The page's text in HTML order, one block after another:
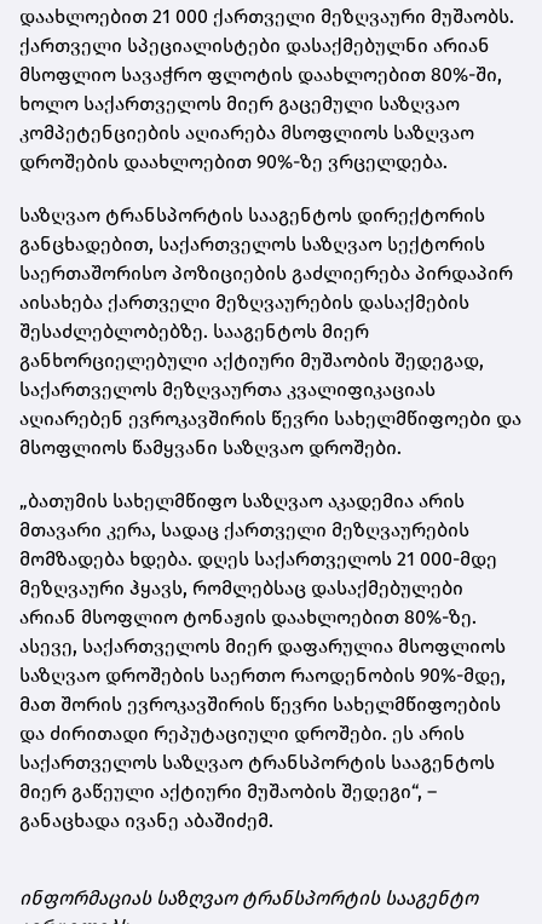
დაახლოებით 21 000 ქართველი მეზღვაური მუშაობს.
ქართველი სპეციალისტები დასაქმებულნი არიან
მსოფლიო სავაჭრო ფლოტის დაახლოებით 80%-ში,
ხოლო საქართველოს მიერ გაცემული საზღვაო
კომპეტენციების აღიარება მსოფლიოს საზღვაო
დროშების დაახლოებით 90%-ზე ვრცელდება.
საზღვაო ტრანსპორტის სააგენტოს დირექტორის
განცხადებით, საქართველოს საზღვაო სექტორის
საერთაშორისო პოზიციების გაძლიერება პირდაპირ
აისახება ქართველი მეზღვაურების დასაქმების
შესაძლებლობებზე. სააგენტოს მიერ
განხორციელებული აქტიური მუშაობის შედეგად,
საქართველოს მეზღვაურთა კვალიფიკაციას
აღიარებენ ევროკავშირის წევრი სახელმწიფოები და
მსოფლიოს წამყვანი საზღვაო დროშები.
„ბათუმის სახელმწიფო საზღვაო აკადემია არის
მთავარი კერა, სადაც ქართველი მეზღვაურების
მომზადება ხდება. დღეს საქართველოს 21 000-მდე
მეზღვაური ჰყავს, რომლებსაც დასაქმებულები
არიან მსოფლიო ტონაჟის დაახლოებით 80%-ზე.
ასევე, საქართველოს მიერ დაფარულია მსოფლიოს
საზღვაო დროშების საერთო რაოდენობის 90%-მდე,
მათ შორის ევროკავშირის წევრი სახელმწიფოების
და ძირითადი რეპუტაციული დროშები. ეს არის
საქართველოს საზღვაო ტრანსპორტის სააგენტოს
მიერ გაწეული აქტიური მუშაობის შედეგი“, –
განაცხადა ივანე აბაშიძემ.
ინფორმაციას საზღვაო ტრანსპორტის სააგენტო